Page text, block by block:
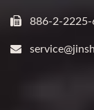
886-2-2225-